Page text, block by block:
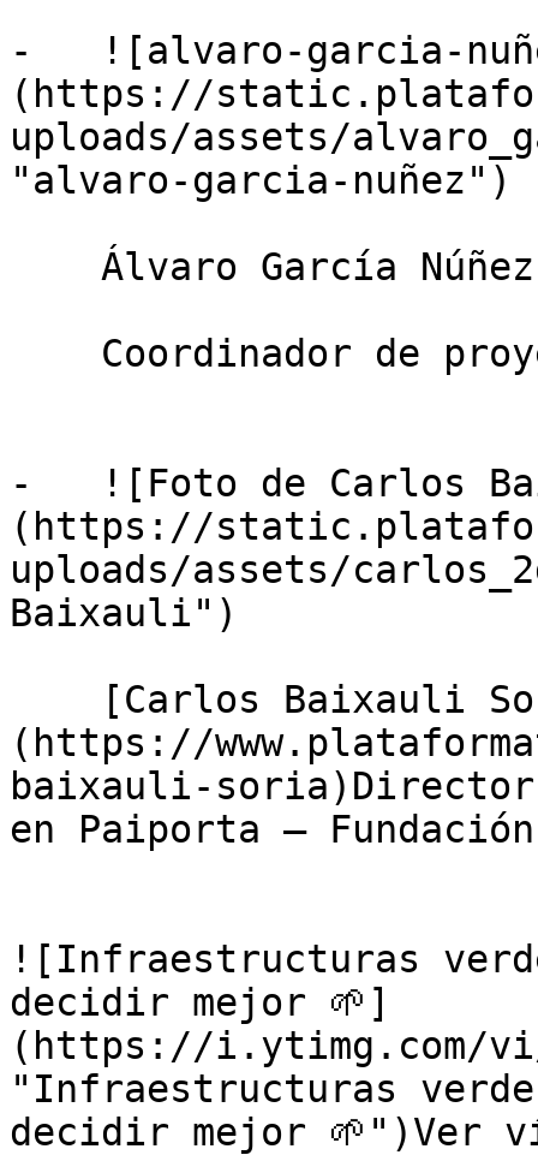
-   ![alvaro-garcia-
(https://
uploads/assets/
"alvaro-garcia-nuñez")
-   ![Foto de Carlos
(https://
uploads/assets/
Baixauli")
(https://
baixauli-soria)Director
en Paiporta — Fundación
![Infraestructuras
decidir mejor 🌱]
(https://i.ytimg.com/vi/
"Infraestructuras
decidir mejor 🌱")Ver